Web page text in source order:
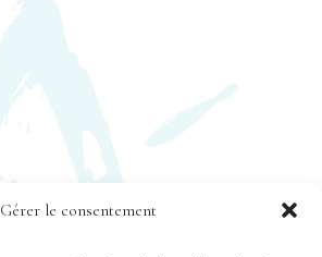
Gérer le consentement